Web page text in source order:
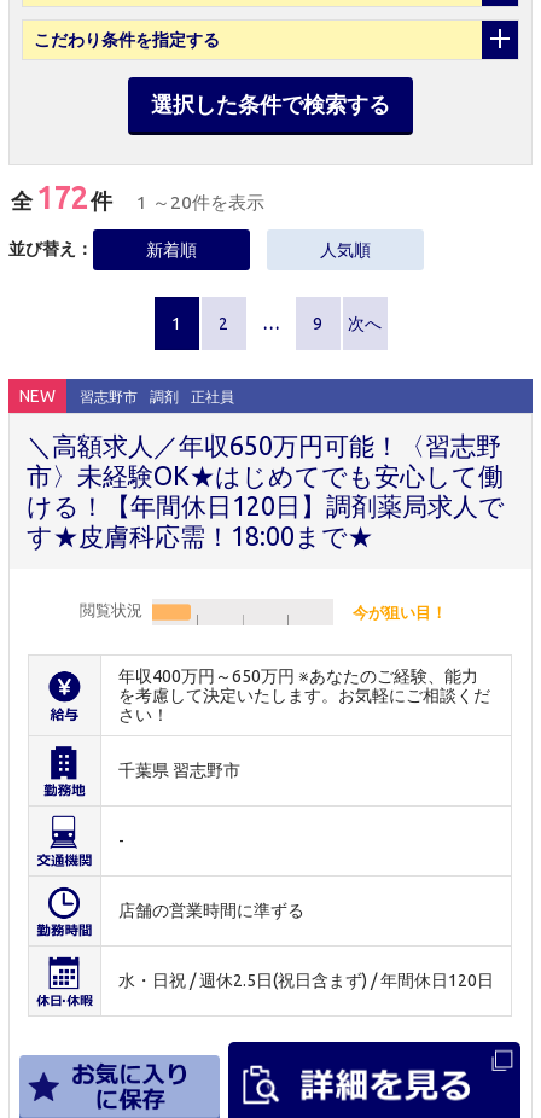
こだわり条件を指定する
選択した条件で検索する
全 172件 1 ～20件を表示
並び替え： 新着順 人気順
1 2 … 9 次へ
NEW 習志野市 調剤 正社員
＼高額求人／年収650万円可能！〈習志野
市〉未経験OK★はじめてでも安心して働
ける！【年間休日120日】調剤薬局求人で
す★皮膚科応需！18:00まで★
閲覧状況 今が狙い目！
年収400万円～650万円 ※あなたのご経験、能力
を考慮して決定いたします。お気軽にご相談くだ
さい！
千葉県 習志野市
-
店舗の営業時間に準ずる
水・日祝 / 週休2.5日(祝日含まず) / 年間休日120日